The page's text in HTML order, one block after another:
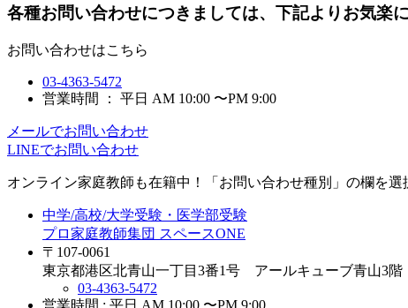
各種お問い合わせにつきましては、下記よりお気楽
お問い合わせはこちら
03-4363-5472
営業時間 ： 平日 AM 10:00 〜PM 9:00
メールでお問い合わせ
LINEでお問い合わせ
オンライン家庭教師 も在籍中！「お問い合わせ種別」の欄を選
中学/高校/大学受験・医学部受験
プロ家庭教師集団 スペースONE
〒107-0061
東京都港区北青山一丁目3番1号 アールキューブ青山3階
03-4363-5472
営業時間 : 平日 AM 10:00 〜PM 9:00